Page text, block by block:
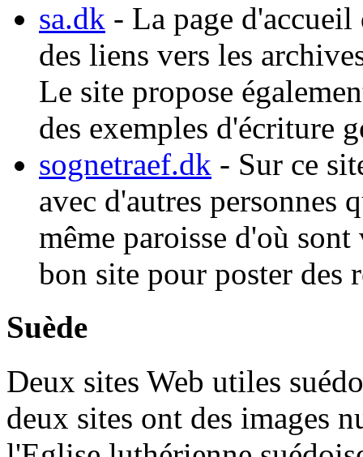
sa.dk - La page
des liens vers les
Le site propose
des exemples d'écriture
sognetraef.dk - Sur ce
avec d'autres personnes
même paroisse d'où
bon site pour poster des
Suède
Deux sites Web utiles
deux sites ont des images